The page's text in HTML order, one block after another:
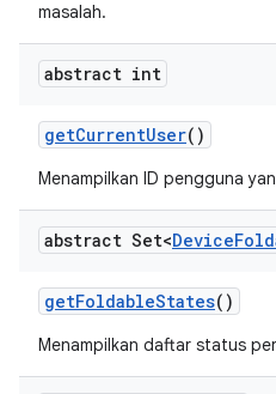
masalah.
abstract int
getCurrentUser()
Menampilkan ID pengguna
abstract Set<Device
getFoldableStates()
Menampilkan daftar status